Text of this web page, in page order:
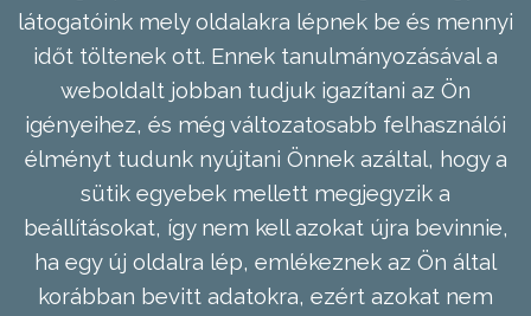
látogatóink mely oldalakra lépnek be és mennyi
időt töltenek ott. Ennek tanulmányozásával a
weboldalt jobban tudjuk igazítani az Ön
igényeihez, és még változatosabb felhasználói
élményt tudunk nyújtani Önnek azáltal, hogy a
sütik egyebek mellett megjegyzik a
beállításokat, így nem kell azokat újra bevinnie,
ha egy új oldalra lép, emlékeznek az Ön által
korábban bevitt adatokra, ezért azokat nem